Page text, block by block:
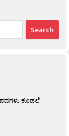
ಪದಗಳು ಕೂಡಲೆ